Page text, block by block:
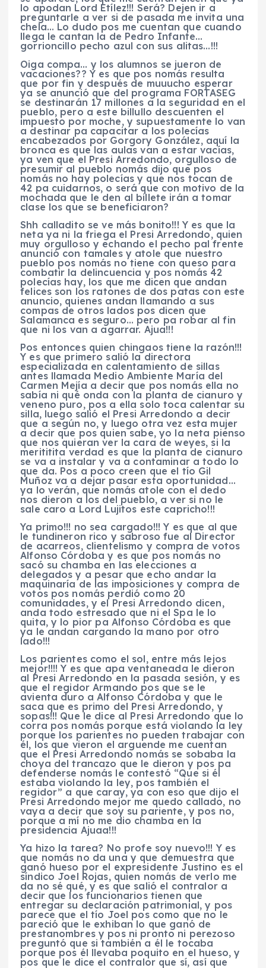
lo apodan Lord Etílez!!! Será? Dejen ir a
preguntarle a ver si de pasada me invita una
chela… Lo dudo pos me cuentan que cuando
llega le cantan la de Pedro Infante…
gorrioncillo pecho azul con sus alitas…!!!
Oiga compa… y los alumnos se jueron de
vacaciones?? Y es que pos nomás resulta
que por fin y después de muuucho esperar
ya se anunció que del programa FORTASEG
se destinarán 17 millones a la seguridad en el
pueblo, pero a este billullo descuenten el
impuesto por moche, y supuestamente lo van
a destinar pa capacitar a los polecías
encabezados por Gorgory González, aquí la
bronca es que las aulas van a estar vacías,
ya ven que el Presi Arredondo, orgulloso de
presumir al pueblo nomás dijo que pos
nomás no hay polecías y que nos tocan de
42 pa cuidarnos, o será que con motivo de la
mochada que le den al billete irán a tomar
clase los que se beneficiaron?
Shh calladito se ve más bonito!!! Y es que la
neta ya ni la friega el Presi Arredondo, quien
muy orgulloso y echando el pecho pal frente
anunció con tamales y atole que nuestro
pueblo pos nomás no tiene con queso para
combatir la delincuencia y pos nomás 42
polecías hay, los que me dicen que andan
felices son los ratones de dos patas con este
anuncio, quienes andan llamando a sus
compas de otros lados pos dicen que
Salamanca es seguro… pero pa robar al fin
que ni los van a agarrar. Ajua!!!
Pos entonces quien chingaos tiene la razón!!!
Y es que primero salió la directora
especializada en calentamiento de sillas
antes llamada Medio Ambiente María del
Carmen Mejía a decir que pos nomás ella no
sabía ni qué onda con la planta de cianuro y
veneno puro, pos a ella solo toca calentar su
silla, luego salió el Presi Arredondo a decir
que a según no, y luego otra vez esta mujer
a decir que pos quien sabe, yo la neta pienso
que nos quieran ver la cara de weyes, si la
merititita verdad es que la planta de cianuro
se va a instalar y va a contaminar a todo lo
que da. Pos a poco creen que el tío Gil
Muñoz va a dejar pasar esta oportunidad…
ya lo verán, que nomás atole con el dedo
nos dieron a los del pueblo, a ver si no le
sale caro a Lord Lujitos este capricho!!!
Ya primo!!! no sea cargado!!! Y es que al que
le tundineron rico y sabroso fue al Director
de acarreos, clientelismo y compra de votos
Alfonso Córdoba y es que pos nomás no
sacó su chamba en las elecciones a
delegados y a pesar que echo andar la
maquinaría de las imposiciones y compra de
votos pos nomás perdió como 20
comunidades, y el Presi Arredondo dicen,
anda todo estresado que ni el Spa le lo
quita, y lo pior pa Alfonso Córdoba es que
ya le andan cargando la mano por otro
lado!!!
Los parientes como el sol, entre más lejos
mejor!!!! Y es que apa ventaneada le dieron
al Presi Arredondo en la pasada sesión, y es
que el regidor Armando pos que se le
avienta duro a Alfonso Córdoba y que le
saca que es primo del Presi Arredondo, y
sopas!!! Que le dice al Presi Arredondo que lo
corra pos nomás porque está violando la ley
porque los parientes no pueden trabajar con
él, los que vieron el arguende me cuentan
que el Presi Arredondo nomás se sobaba la
choya del trancazo que le dieron y pos pa
defenderse nomás le contestó “Que si él
estaba violando la ley, pos también el
regidor” a que caray, ya con eso que dijo el
Presi Arredondo mejor me quedo callado, no
vaya a decir que soy su pariente, y pos no,
porque a mí no me dio chamba en la
presidencia Ajuaa!!!
Ya hizo la tarea? No profe soy nuevo!!! Y es
que nomás no da una y que demuestra que
ganó hueso por el expresidente Justino es el
síndico Joel Rojas, quien nomás de verlo me
da no sé qué, y es que salió el contralor a
decir que los funcionarios tienen que
entregar su declaración patrimonial, y pos
parece que el tío Joel pos como que no le
pareció que le exhiban lo que ganó de
prestanombres y pos ni pronto ni perezoso
preguntó que si también a él le tocaba
porque pos él llevaba poquito en el hueso, y
pos que le dice el contralor que sí, así que